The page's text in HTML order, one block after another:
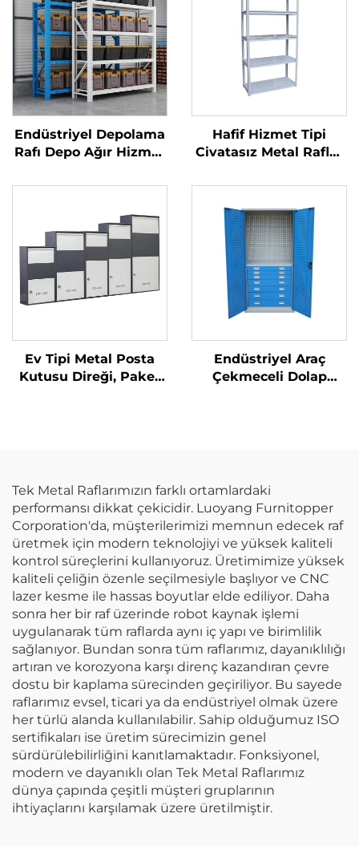
Endüstriyel Depolama
Rafı Depo Ağır Hizmet
Sistemi Garaj Rafı
Ayarlanabilir Metal Raf
Ünitesi
Hafif Hizmet Tipi
Civatasız Metal Raflar
Raf Garaj Rafı
Süpermarket Gösterim
Standı Mağaza Rafları
Ev Tipi Metal Posta
Kutusu Direği, Paket
Endüstriyel Araç
Çekmeceli Dolap
Tek Metal Raflarımızın farklı ortamlardaki
performansı dikkat çekicidir. Luoyang Furnitopper
Corporation'da, müşterilerimizi memnun edecek raf
üretmek için modern teknolojiyi ve yüksek kaliteli
kontrol süreçlerini kullanıyoruz. Üretimimize yüksek
kaliteli çeliğin özenle seçilmesiyle başlıyor ve CNC
lazer kesme ile hassas boyutlar elde ediliyor. Daha
sonra her bir raf üzerinde robot kaynak işlemi
uygulanarak tüm raflarda aynı iç yapı ve birimlilik
sağlanıyor. Bundan sonra tüm raflarımız, dayanıklılığı
artıran ve korozyona karşı direnç kazandıran çevre
dostu bir kaplama sürecinden geçiriliyor. Bu sayede
raflarımız evsel, ticari ya da endüstriyel olmak üzere
her türlü alanda kullanılabilir. Sahip olduğumuz ISO
sertifikaları ise üretim sürecimizin genel
sürdürülebilirliğini kanıtlamaktadır. Fonksiyonel,
modern ve dayanıklı olan Tek Metal Raflarımız
dünya çapında çeşitli müşteri gruplarının
ihtiyaçlarını karşılamak üzere üretilmiştir.